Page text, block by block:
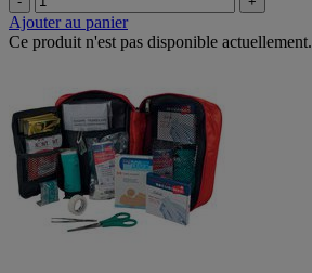
Ajouter au panier
Ce produit n'est pas disponible actuellement.